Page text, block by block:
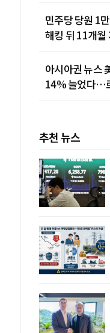
민주당 당원 1
해킹 뒤 11개월
아시아권 뉴스
14% 늘었다…
추천 뉴스